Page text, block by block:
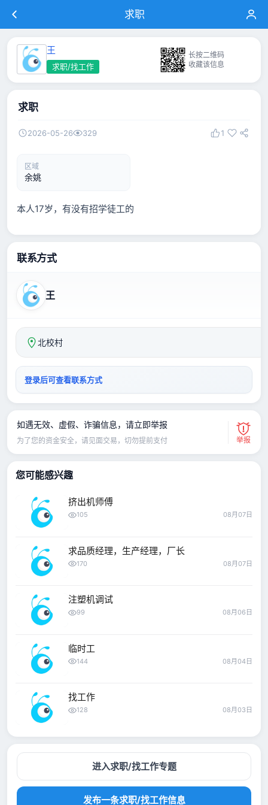
求职
王
求职/找工作
长按二维码
收藏该信息
求职
2026-05-26 329 1
区域
余姚
本人17岁，有没有招学徒工的
联系方式
王
北校村
登录后可查看联系方式
如遇无效、虚假、诈骗信息，请立即举报
为了您的资金安全，请见面交易，切勿提前支付 举报
您可能感兴趣
挤出机师傅
105 08月07日
求品质经理，生产经理，厂长
170 08月07日
注塑机调试
99 08月06日
临时工
144 08月04日
找工作
128 08月03日
进入求职/找工作专题
发布一条求职/找工作信息